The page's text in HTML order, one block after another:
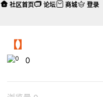
【】
0
社区首页 论坛 商城 登录